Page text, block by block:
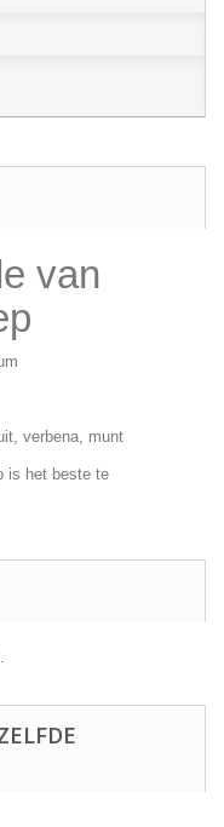
van
verbena, munt
is het beste te